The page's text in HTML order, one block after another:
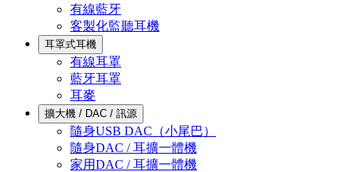
有線藍牙
客製化監聽耳機
耳罩式耳機
有線耳罩
藍牙耳罩
耳麥
擴大機 / DAC / 訊源
隨身USB DAC（小尾巴）
隨身DAC / 耳擴一體機
家用DAC / 耳擴一體機